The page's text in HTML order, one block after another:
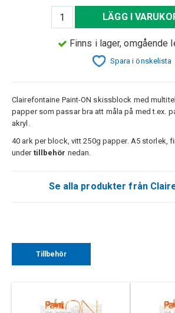
LÄGG I
Finns i lager, omgående
Spara i önskelista
Clairefontaine Paint-ON skissblock med
papper som passar bra att måla på med t.ex.
akryl.
40 ark per block, vitt 250g papper. A5 storlek,
under tillbehör nedan.
Se alla produkter från
Tillbehör